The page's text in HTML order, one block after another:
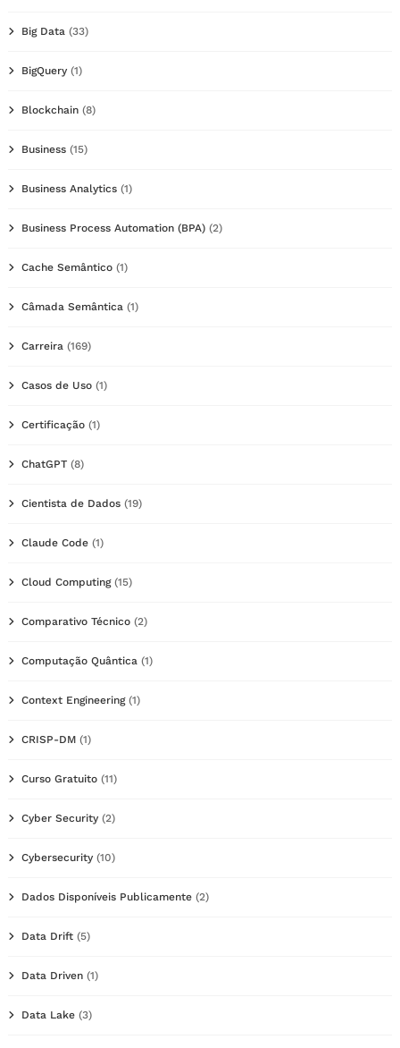
Big Data (33)
BigQuery (1)
Blockchain (8)
Business (15)
Business Analytics (1)
Business Process Automation (BPA) (2)
Cache Semântico (1)
Câmada Semântica (1)
Carreira (169)
Casos de Uso (1)
Certificação (1)
ChatGPT (8)
Cientista de Dados (19)
Claude Code (1)
Cloud Computing(15)
Comparativo Técnico (2)
Computação Quântica (1)
Context Engineering(1)
CRISP-DM (1)
Curso Gratuito (11)
Cyber Security (2)
Cybersecurity (10)
Dados Disponíveis Publicamente (2)
Data Drift (5)
Data Driven (1)
Data Lake (3)